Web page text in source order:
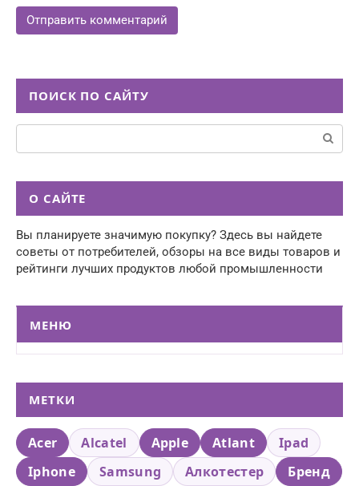
ПОИСК ПО САЙТУ
Поиск:
О САЙТЕ
Вы планируете значимую покупку? Здесь вы найдете
советы от потребителей, обзоры на все виды товаров и
рейтинги лучших продуктов любой промышленности
МЕНЮ
МЕТКИ
Acer Alcatel Apple Atlant
Ipad
Iphone
Samsung Алкотестер Бренд